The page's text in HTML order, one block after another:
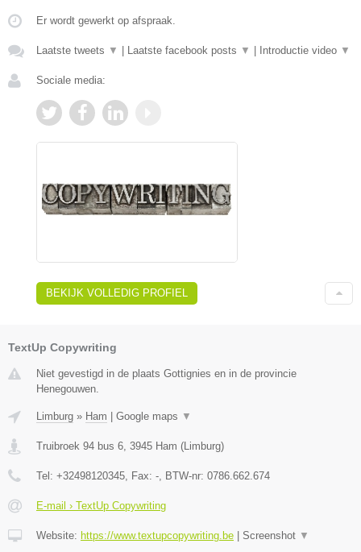
Er wordt gewerkt op afspraak.
Laatste tweets ▼ | Laatste facebook posts ▼ | Introductie video ▼
Sociale media:
BEKIJK VOLLEDIG PROFIEL
TextUp Copywriting
Niet gevestigd in de plaats Gottignies en in de provincie
Henegouwen.
Limburg » Ham Google maps ▼
Truibroek 94 bus 6, 3945 Ham (Limburg)
Tel: +32498120345, Fax: -, BTW-nr: 0786.662.674
E-mail › TextUp Copywriting
Website: https://www.textupcopywriting.be Screenshot ▼